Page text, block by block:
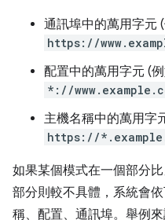
通訊埠中的萬用字元
https://
配置中的萬用字元 (
*://
主機名稱中的萬用字
https://
如果某個模式在一個部分
部分則較不具體，系統會
稱、配置、通訊埠。舉例